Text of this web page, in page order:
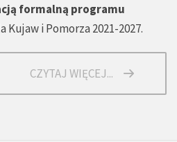
formalną programu
i Pomorza 2021-2027.
CZYTAJ WIĘCEJ...